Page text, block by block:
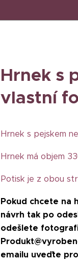
Hrnek s
vlastní
Hrnek s pejskem
Hrnek má objem
Potisk je z obou
Pokud chcete na
návrh tak po
odešlete
emailu uveďte